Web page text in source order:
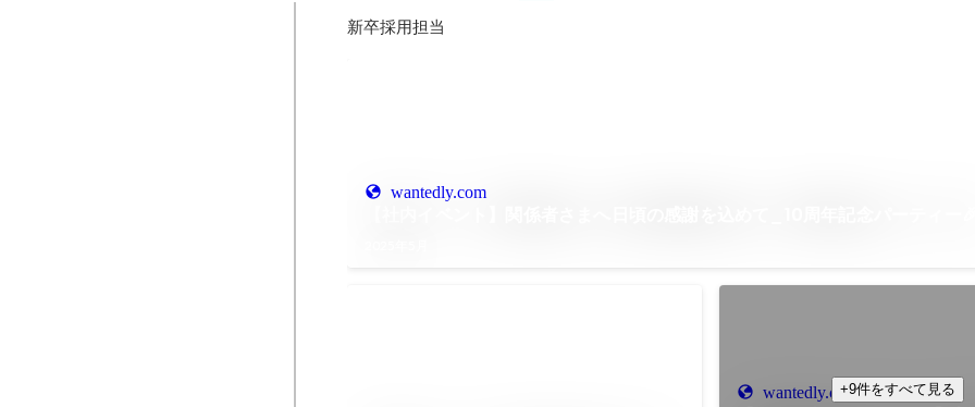
新卒採用担当
wantedly.com
wantedly.com+9件をすべて見る